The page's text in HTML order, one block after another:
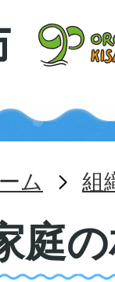
ム 組
庭